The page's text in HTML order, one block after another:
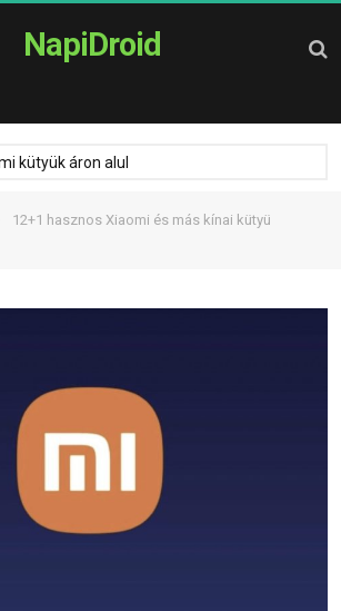
NapiDroid
kütyük áron alul
12+1 hasznos Xiaomi és más kínai kütyü